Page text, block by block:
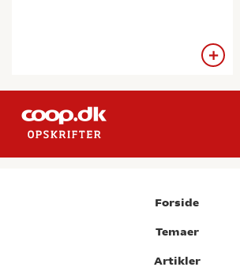
Forside
Temaer
Artikler